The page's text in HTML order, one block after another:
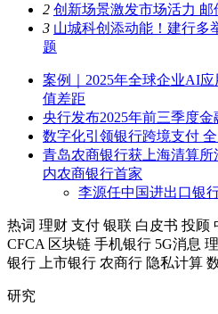
2 创新场景激发市场活力
3 山城科创添动能！建行多
题
案例｜2025年全球企业AI
值差距
央行发布2025年前三季度
数字化引领银行跨境支付
青岛农商银行获上海清算
内农商银行首家
李源任中国进出口银
热词 理财 支付 银联 白皮书 投顾
CFCA 区块链 手机银行 5G消息
银行
上市银行 农商行 隐私计算
研究